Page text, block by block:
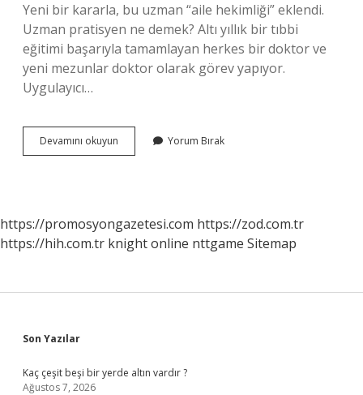
Yeni bir kararla, bu uzman “aile hekimliği” eklendi.
Uzman pratisyen ne demek? Altı yıllık bir tıbbi
eğitimi başarıyla tamamlayan herkes bir doktor ve
yeni mezunlar doktor olarak görev yapıyor.
Uygulayıcı…
Devamını okuyun Pratisyen
Hekim
Yorum Bırak
https://promosyongazetesi.com https://zod.com.tr
https://hih.com.tr knight online nttgame Sitemap
Sidebar
Son Yazılar
Kaç çeşit beşi bir yerde altın vardır ?
Ağustos 7, 2026